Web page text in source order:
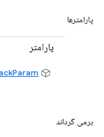
پارامترها
پارامتر
برمی گرداند